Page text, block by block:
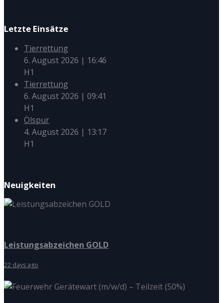
Letzte Einsätze
Tierrettung
6. August 2026 | 16:46
H1
Tierrettung
6. August 2026 | 09:41
H1
Ölspur
4. August 2026 | 13:17
H1
Neuigkeiten
Leistungsabzeichen GOLD
22 days ago